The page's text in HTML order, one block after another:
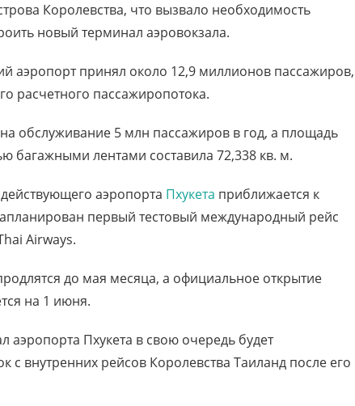
Королевства, что вызвало необходимость
новый терминал аэровокзала.
аэропорт принял около 12,9 миллионов пассажиров,
расчетного пассажиропотока.
обслуживание 5 млн пассажиров в год, а площадь
багажными лентами составила 72,338 кв. м.
аэропорта Пхукета приближается к
первый тестовый международный рейс
Airways.
до мая месяца, а официальное открытие
на 1 июня.
Пхукета в свою очередь будет
с внутренних рейсов Королевства Таиланд после его